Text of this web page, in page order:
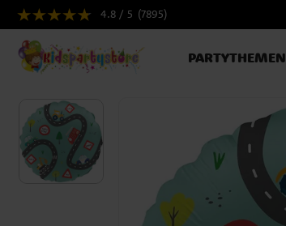
4.8 / 5 (7895)
PARTYTHEMEN